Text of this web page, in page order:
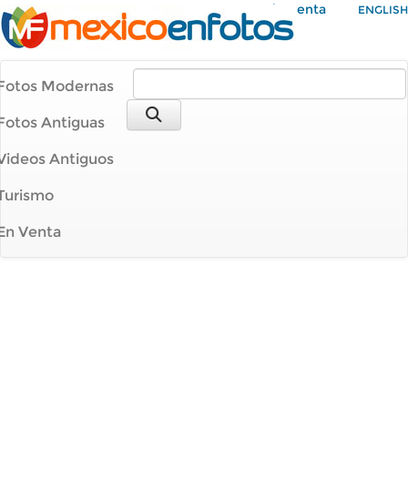
Mi Cuenta ENGLISH
Modernas
Antiguas
Antiguos
Venta